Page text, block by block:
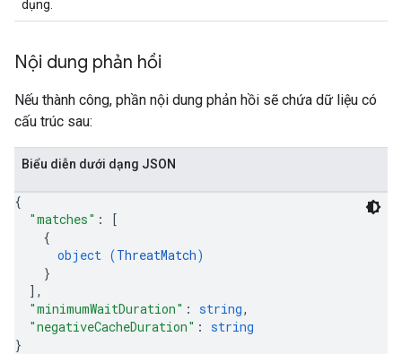
dụng.
Nội dung phản hồi
Nếu thành công, phần nội dung phản hồi sẽ chứa dữ liệu có
cấu trúc sau:
Biểu diễn dưới dạng JSON
{
"matches" :
[
{
object (ThreatMatch)
}
] ,
"minimumWaitDuration" : string,
"negativeCacheDuration" : string
}